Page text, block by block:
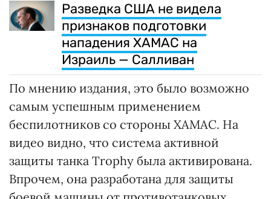
Разведка США не видела
признаков подготовки
нападения ХАМАС на
Израиль — Салливан
По мнению издания, это было возможно
самым успешным применением
беспилотников со стороны ХАМАС. На
видео видно, что система активной
защиты танка Trophy была активирована.
Впрочем, она разработана для защиты